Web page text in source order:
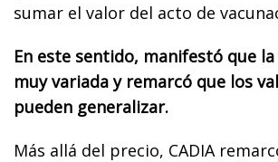
sumar el valor del acto de
En este sentido, manifestó que
muy variada y remarcó que los
pueden generalizar.
Más allá del precio, CADIA